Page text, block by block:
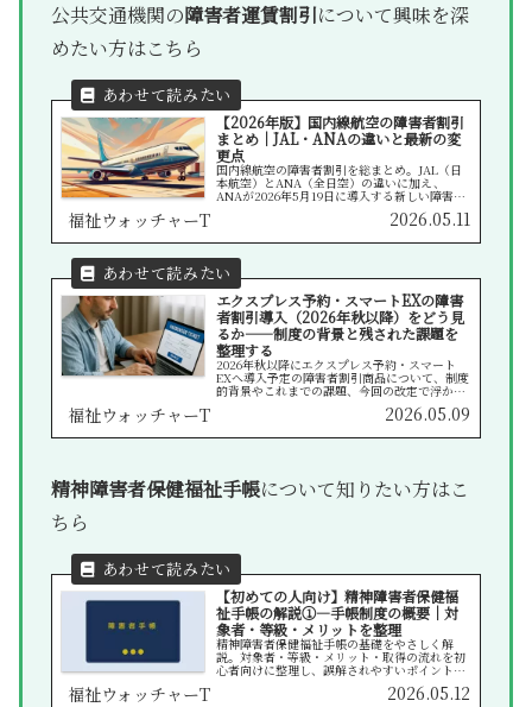
公共交通機関の障害者運賃割引について興味を深
めたい方はこちら
【2026年版】国内線航空の障害者割引
まとめ｜JAL・ANAの違いと最新の変
更点
国内線航空の障害者割引を総まとめ。JAL（日
本航空）とANA（全日空）の違いに加え、
ANAが2026年5月19日に導入する新しい障害者
割引運賃のポイントを整理しました。身体・療
育・精神障害者手帳の方向けの最新情報です。
福祉ウォッチャーT 2026.05.11
エクスプレス予約・スマートEXの障害
者割引導入（2026年秋以降）をどう見
るか——制度の背景と残された課題を
整理する
2026年秋以降にエクスプレス予約・スマート
EXへ導入予定の障害者割引商品について、制度
的背景やこれまでの課題、今回の改定で浮かび
上がる論点を当事者視点で整理します。
福祉ウォッチャーT 2026.05.09
精神障害者保健福祉手帳について知りたい方はこ
ちら
【初めての人向け】精神障害者保健福
祉手帳の解説①―手帳制度の概要｜対
象者・等級・メリットを整理
精神障害者保健福祉手帳の基礎をやさしく解
説。対象者・等級・メリット・取得の流れを初
心者向けに整理し、誤解されやすいポイントも
丁寧に補足。制度を安心して理解できる入門ガ
福祉ウォッチャーT 2026.05.12